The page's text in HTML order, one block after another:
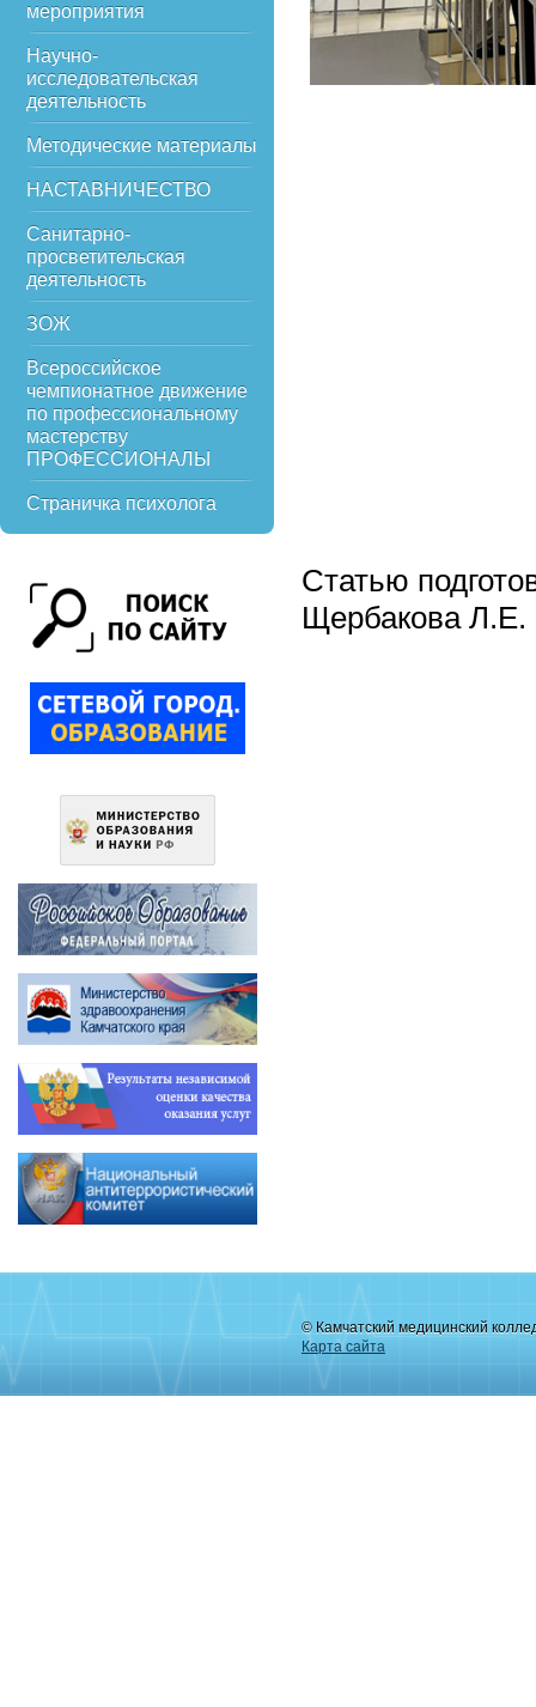
мероприятия
Научно-
исследовательская
деятельность
Методические материалы
НАСТАВНИЧЕСТВО
Санитарно-
просветительская
деятельность
ЗОЖ
Всероссийское
чемпионатное движение
по профессиональному
мастерству
ПРОФЕССИОНАЛЫ
Страничка психолога
Статью
Щербакова Л.Е.
© Камчатский медицинский
Карта сайта